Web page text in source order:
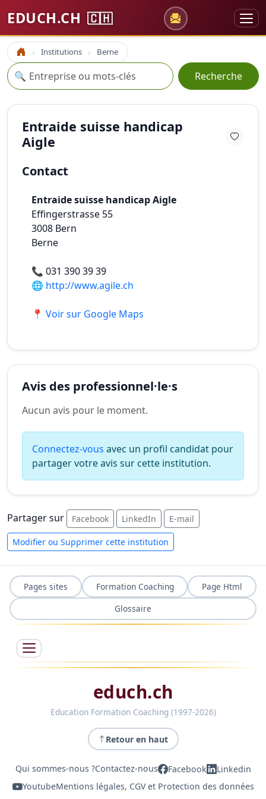
EDUCH.CH 🇨🇭
Accueil Institutions Berne
Recherche
🔍 Recherche
Entraide suisse handicap
Aigle
Contact
Entraide suisse handicap Aigle
Effingerstrasse 55
3008 Bern
Berne
📞 031 390 39 39
🌐 http://www.agile.ch
📍 Voir sur Google Maps
Avis des professionnel·le·s
Aucun avis pour le moment.
Connectez-vous avec un profil candidat pour
partager votre avis sur cette institution.
Partager sur Facebook LinkedIn E-mail
Modifier ou Supprimer cette institution
Pages sites Formation Coaching
Page Html
Glossaire
educh.ch
Education Formation Coaching (1997-2026)
Retour en haut
Qui sommes-nous ?Contactez-nous Facebook
Linkedin
YoutubeMentions légales, CGV et Protection des données